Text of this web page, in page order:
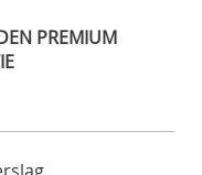
PREMIUM